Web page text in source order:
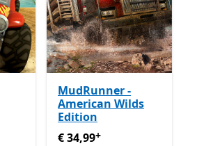
MudRunner -
American Wilds
Edition
€ 34,99Enthält In-App-
€ 34,99+